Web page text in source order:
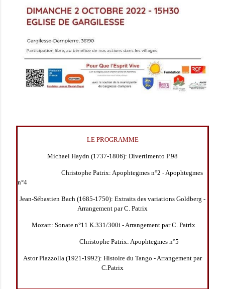
LE PROGRAMME
Michael Haydn (1737-1806): Divertimento P.98
Christophe Patrix: Apophtegmes n°2 - Apophtegmes
n°4
Jean-Sébastien Bach (1685-1750): Extraits des variations Goldberg -
Arrangement par C. Patrix
Mozart: Sonate n°11 K.331/300i - Arrangement par C. Patrix
Christophe Patrix: Apophtegmes n°5
Astor Piazzolla (1921-1992): Histoire du Tango - Arrangement par
C.Patrix